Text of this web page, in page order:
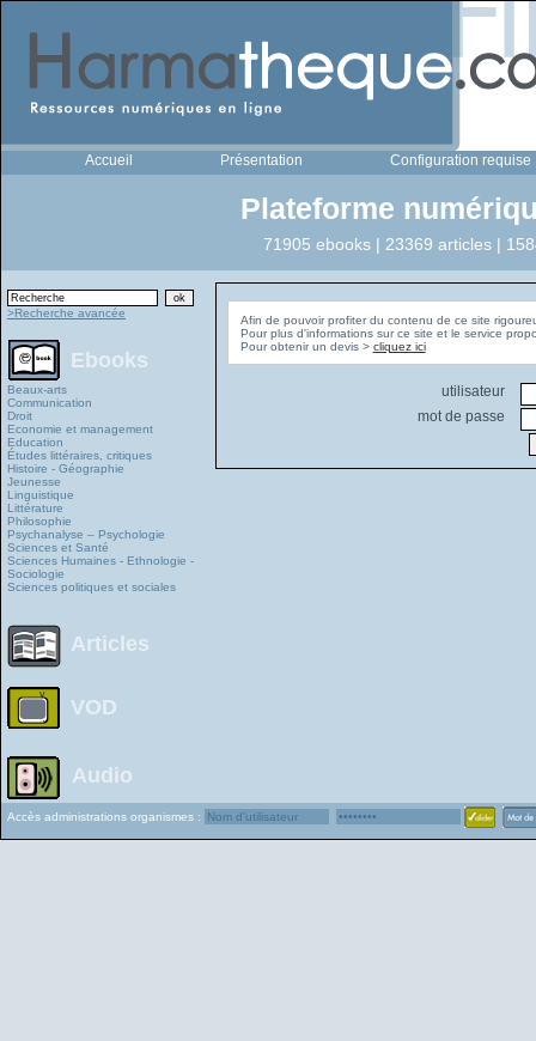
Accueil Présentation Configuration requise
Plateforme
71905 ebooks | 23369 articles |
>Recherche avancée
Ebooks
Beaux-arts
Communication
Droit
Economie et management
Education
Études littéraires, critiques
Histoire - Géographie
Jeunesse
Linguistique
Littérature
Philosophie
Psychanalyse – Psychologie
Sciences et Santé
Sciences Humaines - Ethnologie -
Sociologie
Sciences politiques et sociales
Articles
VOD
Audio
Afin de pouvoir profiter du contenu de ce site
Pour plus d'informations sur ce site et le service
Pour obtenir un devis > cliquez ici
utilisateur
mot de passe
Accès administrations organismes :